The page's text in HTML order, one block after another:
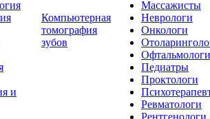
и
Компьютерная
томография
зубов
Массажисты
Неврологи
Онкологи
Офтальмологи
Педиатры
Проктологи
Ревматологи